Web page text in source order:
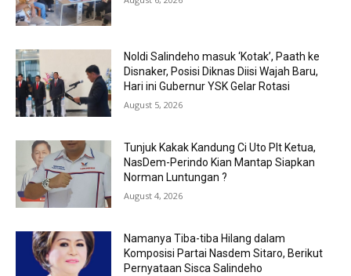
Noldi Salindeho masuk ‘Kotak’, Paath ke
Disnaker, Posisi Diknas Diisi Wajah Baru,
Hari ini Gubernur YSK Gelar Rotasi
August 5, 2026
Tunjuk Kakak Kandung Ci Uto Plt Ketua,
NasDem-Perindo Kian Mantap Siapkan
Norman Luntungan ?
August 4, 2026
Namanya Tiba-tiba Hilang dalam
Komposisi Partai Nasdem Sitaro, Berikut
Pernyataan Sisca Salindeho